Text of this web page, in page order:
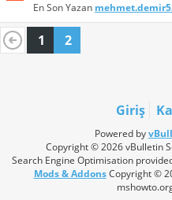
En Son Yazan
1 2
Giriş
Powered by
Copyright © 2026 vBulletin
Search Engine Optimisation
Mods & AddonsCopyright ©